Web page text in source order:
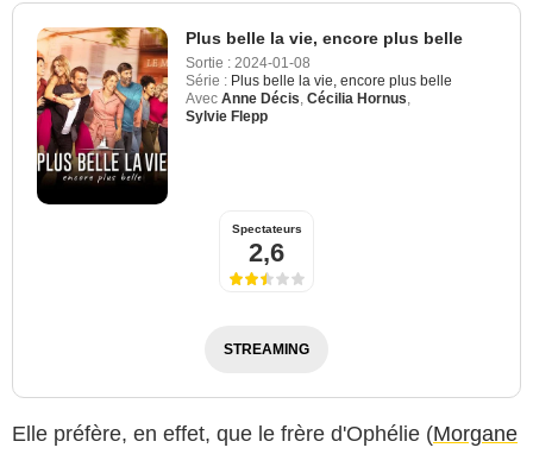
Plus belle la vie, encore plus belle
Sortie : 2024-01-08
Série : Plus belle la vie, encore plus belle
Avec Anne Décis Cécilia Hornus
Sylvie Flepp
Spectateurs
2,6
STREAMING
Elle préfère, en effet, que le frère d'Ophélie (Morgane